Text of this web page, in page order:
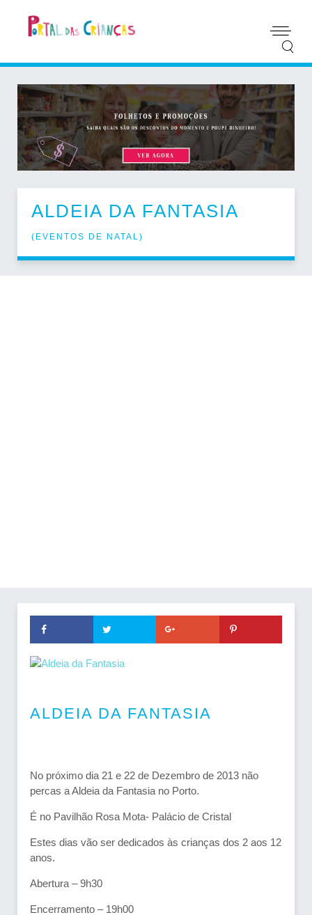
ALDEIA DA FANTASIA
( EVENTOS DE NATAL)
ALDEIA DA FANTASIA
No próximo dia 21 e 22 de Dezembro de 2013 não
percas a Aldeia da Fantasia no Porto.
É no Pavilhão Rosa Mota- Palácio de Cristal
Estes dias vão ser dedicados às crianças dos 2 aos 12
anos.
Abertura – 9h30
Encerramento – 19h00